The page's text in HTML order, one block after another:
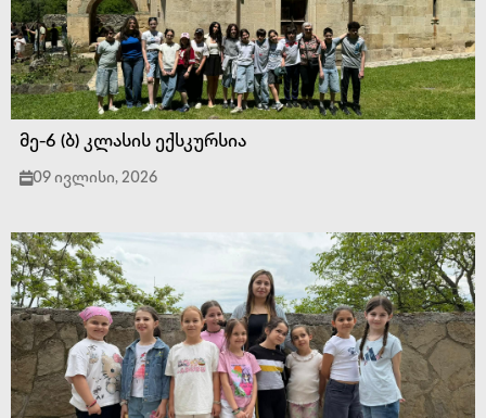
მე-6 (ბ) კლასის ექსკურსია
09 ივლისი, 2026